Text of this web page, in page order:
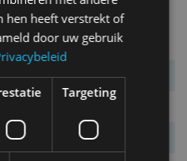
vaste overbrenging
5 sterren
hen heeft verstrekt of
door uw gebruik
Targeting